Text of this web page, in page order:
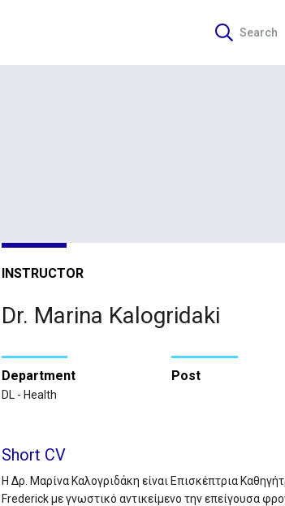
Search
INSTRUCTOR
Dr. Marina Kalogridaki
Department
DL - Health
Post
Short CV
Η Δρ. Μαρίνα Καλογριδάκη είναι Επισκέπτρια
Frederick με γνωστικό αντικείμενο την επείγουσα